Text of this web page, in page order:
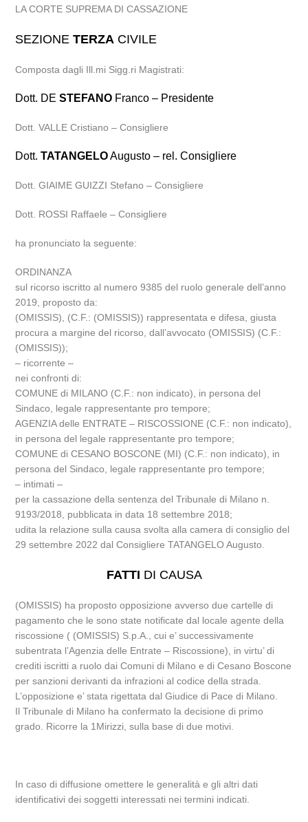
LA CORTE SUPREMA DI CASSAZIONE
SEZIONETERZA CIVILE
Composta dagli Ill.mi Sigg.ri Magistrati:
Dott. DESTEFANO Franco – Presidente
Dott. VALLE Cristiano – Consigliere
Dott.TATANGELOAugusto – rel. Consigliere
Dott. GIAIME GUIZZI Stefano – Consigliere
Dott. ROSSI Raffaele – Consigliere
ha pronunciato la seguente:
ORDINANZA
sul ricorso iscritto al numero 9385 del ruolo generale dell’anno
2019, proposto da:
(OMISSIS), (C.F.: (OMISSIS)) rappresentata e difesa, giusta
procura a margine del ricorso, dall’avvocato (OMISSIS) (C.F.:
(OMISSIS));
– ricorrente –
nei confronti di:
COMUNE di MILANO (C.F.: non indicato), in persona del
Sindaco, legale rappresentante pro tempore;
AGENZIA delle ENTRATE – RISCOSSIONE (C.F.: non indicato),
in persona del legale rappresentante pro tempore;
COMUNE di CESANO BOSCONE (MI) (C.F.: non indicato), in
persona del Sindaco, legale rappresentante pro tempore;
– intimati –
per la cassazione della sentenza del Tribunale di Milano n.
9193/2018, pubblicata in data 18 settembre 2018;
udita la relazione sulla causa svolta alla camera di consiglio del
29 settembre 2022 dal Consigliere TATANGELO Augusto.
FATTI DI CAUSA
(OMISSIS) ha proposto opposizione avverso due cartelle di
pagamento che le sono state notificate dal locale agente della
riscossione ( (OMISSIS) S.p.A., cui e’ successivamente
subentrata l’Agenzia delle Entrate – Riscossione), in virtu’ di
crediti iscritti a ruolo dai Comuni di Milano e di Cesano Boscone
per sanzioni derivanti da infrazioni al codice della strada.
L’opposizione e’ stata rigettata dal Giudice di Pace di Milano.
Il Tribunale di Milano ha confermato la decisione di primo
grado. Ricorre la 1Mirizzi, sulla base di due motivi.
In caso di diffusione omettere le generalità e gli altri dati
identificativi dei soggetti interessati nei termini indicati.